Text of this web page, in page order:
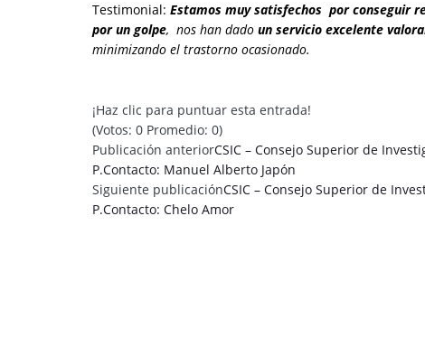
Testimonial: Estamos muy satisfechos por conseguir
por un golpe, nos han dado un servicio excelente
minimizando el trastorno ocasionado.
¡Haz clic para puntuar esta entrada!
(Votos: 0 Promedio: 0)
Publicación anteriorCSIC – Consejo Superior de
P.Contacto: Manuel Alberto Japón
Siguiente publicaciónCSIC – Consejo Superior de
P.Contacto: Chelo Amor